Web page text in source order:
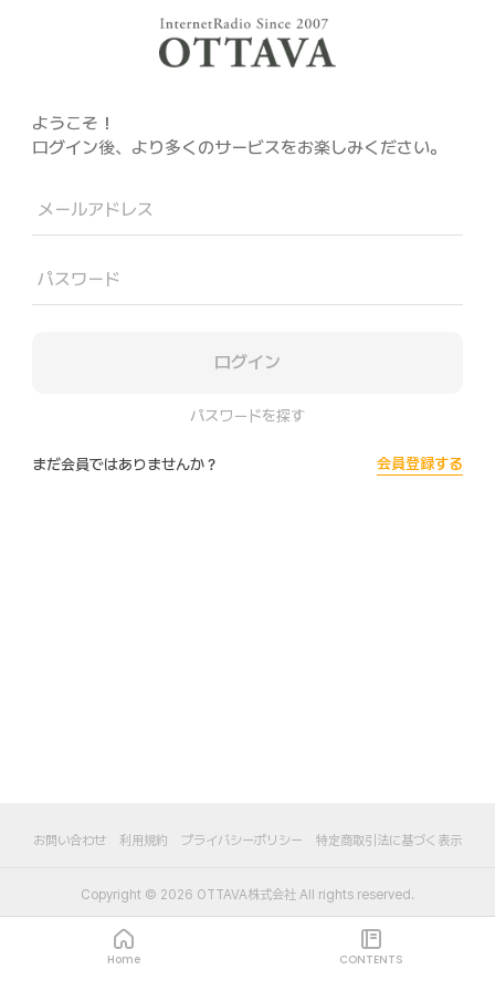
Home CONTENTS
ようこそ！
ログイン後、より多くのサービスをお楽しみください。
メールアドレス
パスワード
ログイン
パスワードを探す
まだ会員ではありませんか？ 会員登録する
お問い合わせ 利用規約 プライバシーポリシー 特定商取引法に基づく表示
Copyright © 2026 OTTAVA株式会社 All rights reserved.